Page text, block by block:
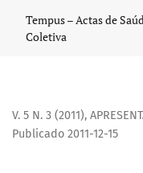
Tempus – Actas de
Coletiva
V. 5 N. 3 (2011),
Publicado 2011-12-15